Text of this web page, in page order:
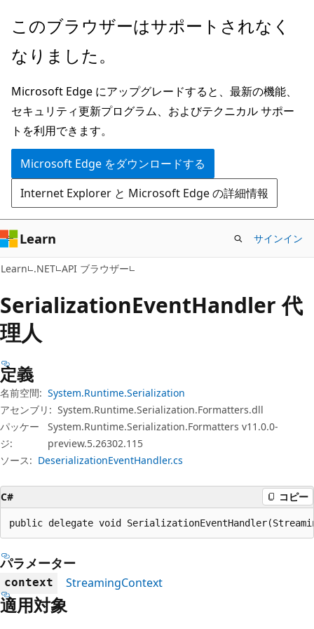
メ
ン
ン
テ
ン
ツ
に
ス
キ
ッ
プ
ペ
ジ
ナ
ビ
ゲ
ー
シ
ョ
ン
に
ス
キ
プ
このブラウザーはサポートされなく
なりました。
Microsoft Edge にアップグレードすると、最新の機能、
セキュリティ更新プログラム、およびテクニカル サポー
トを利用できます。
Microsoft Edge をダウンロードする
Internet Explorer と Microsoft Edge の詳細情報
Learn サインイン
Learn .NET API ブラウザー
SerializationEventHandler 代
理人
定義
名前空間: System.Runtime.Serialization
アセンブリ: System.Runtime.Serialization.Formatters.dll
パッケー
ジ:
System.Runtime.Serialization.Formatters v11.0.0-
preview.5.26302.115
ソース: DeserializationEventHandler.cs
C# コピー
public delegate void
パラメーター
context StreamingContext
適用対象